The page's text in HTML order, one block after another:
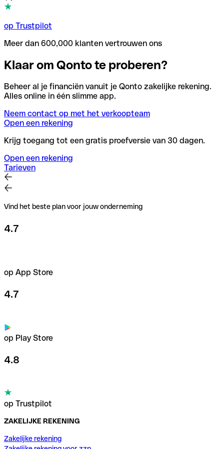
op Trustpilot
Meer dan 600,000 klanten vertrouwen ons
Klaar om Qonto te proberen?
Beheer al je financiën vanuit je Qonto zakelijke rekening.
Alles online in één slimme app.
Neem contact op met het verkoopteam
Open een rekening
Krijg toegang tot een gratis proefversie van 30 dagen.
Open een rekening
Tarieven
Vind het beste plan voor jouw onderneming
4.7
op App Store
4.7
op Play Store
4.8
op Trustpilot
ZAKELIJKE REKENING
Zakelijke rekening